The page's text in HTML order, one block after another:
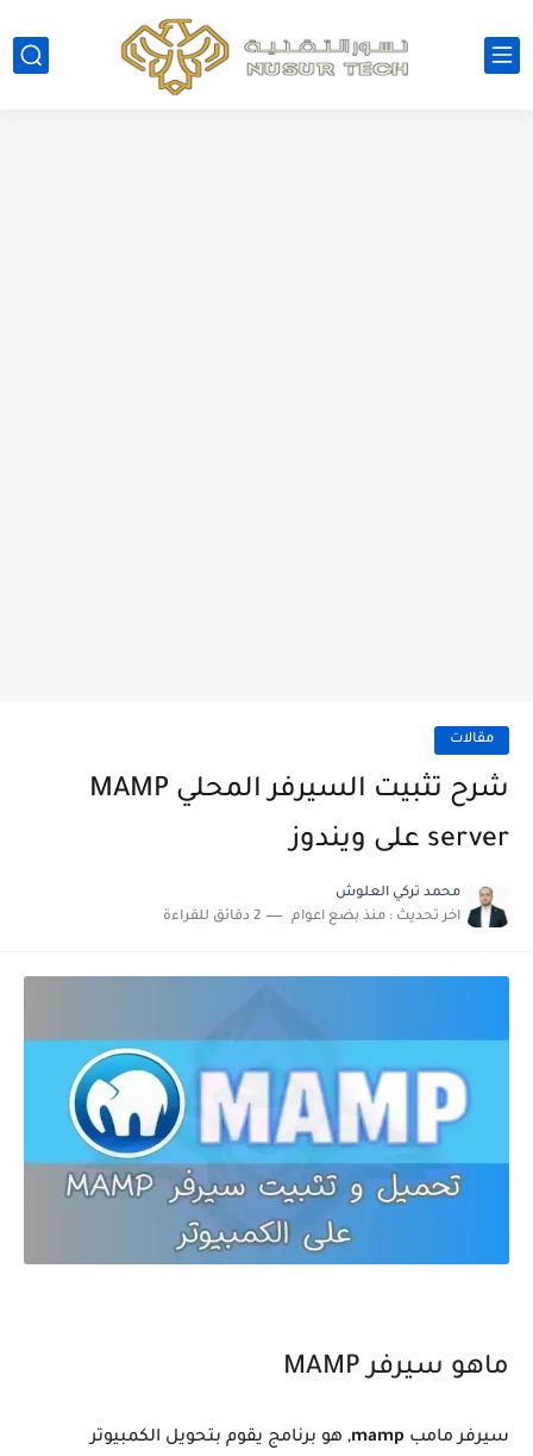
مقالات
شرح تثبيت السيرفر المحلي MAMP
server على ويندوز
محمد تركي العلوش
اخر تحديث : منذ بضع اعوام 2 دقائق للقراءة
ماهو سيرفر MAMP
سيرفر مامب mamp, هو برنامج يقوم بتحويل الكمبيوتر